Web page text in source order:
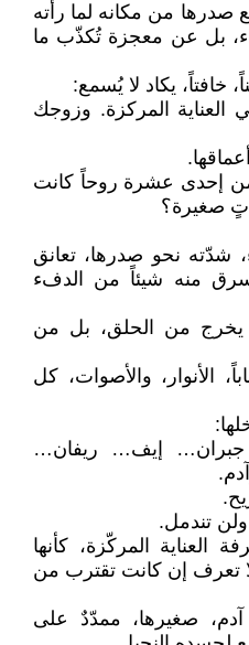
صدرها من مكانه لما رأته
بل عن معجزة تُكذّب ما
خافتاً، يكاد لا يُسمع:
العناية المركزة. وزوجك
إحدى عشرة روحاً كانت
صغيرة؟
شدّته نحو صدرها، تعانق
منه شيئاً من الدفء
يخرج من الحلق، بل من
الأنوار، والأصوات، كل
إيف… ريفان…
تندمل.
المركّزة، كأنها
تعرف إن كانت تقترب من
صغيرها، ممدّدٌ على